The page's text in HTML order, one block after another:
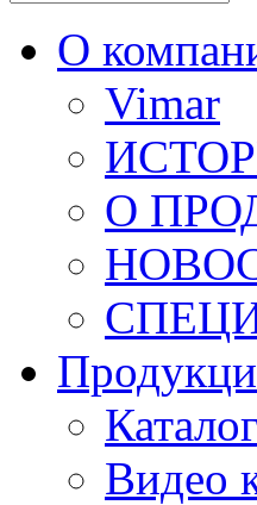
О
Vimar
О
Каталог
Видео